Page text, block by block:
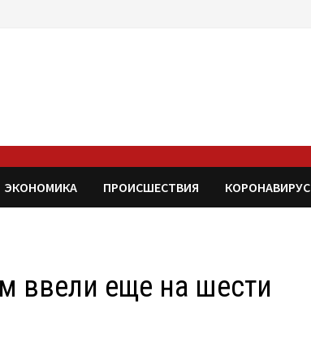
ЭКОНОМИКА ПРОИСШЕСТВИЯ КОРОНАВИРУС
ввели еще на шести